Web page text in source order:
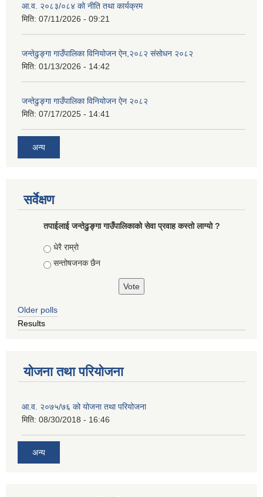
आ.व. २०८३/०८४ को नीति तथा कार्यक्रम
मिति: 07/11/2026 - 09:21
जन्तेढुङ्गा गाउँपालिका विनियोजन ऐन,२०८२ संसोधन २०८२
मिति: 01/13/2026 - 14:42
जन्तेढुङ्गा गाउँपालिका विनियोजन ऐन २०८२
मिति: 07/17/2025 - 14:41
अन्य
सर्वेक्षण
तपाईलाई जन्तेढुङ्गा गाउँपालिकाको सेवा प्रवाह कस्तो लाग्यो ?
Choices
धेरै राम्रो
सन्तोषजनक छैन
Older polls
Results
योजना तथा परियोजना
आ.व. २०७५/७६ को योजना तथा परियोजना
मिति: 08/30/2018 - 16:46
अन्य